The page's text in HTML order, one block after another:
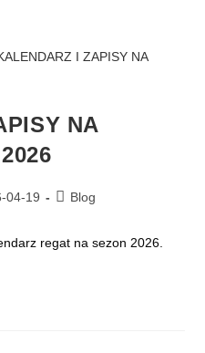
NA
04-19 Blog
regat na sezon 2026.